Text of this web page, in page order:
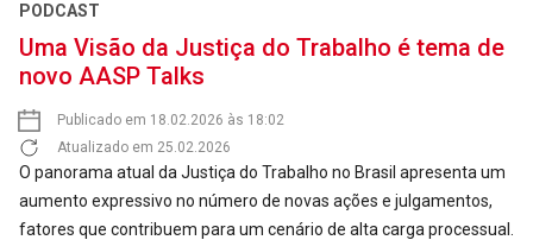
PODCAST
Uma Visão da Justiça do Trabalho é tema de
novo AASP Talks
Publicado em 18.02.2026 às 18:02
Atualizado em 25.02.2026
O panorama atual da Justiça do Trabalho no Brasil apresenta um
aumento expressivo no número de novas ações e julgamentos,
fatores que contribuem para um cenário de alta carga processual.